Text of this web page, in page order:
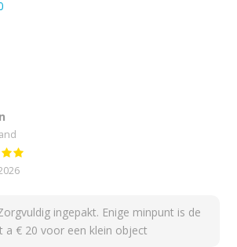
ingepakt. Enige minpunt is de
a € 20 voor een klein object